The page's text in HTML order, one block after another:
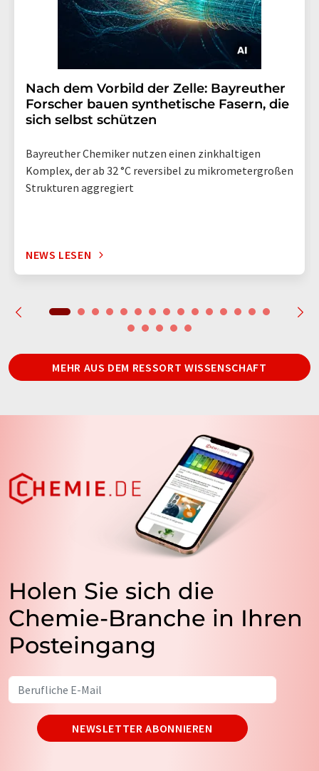
Nach dem Vorbild der Zelle: Bayreuther
Forscher bauen synthetische Fasern, die
sich selbst schützen
Bayreuther Chemiker nutzen einen zinkhaltigen
Komplex, der ab 32 °C reversibel zu mikrometergroßen
Strukturen aggregiert
NEWS LESEN
MEHR AUS DEM RESSORT WISSENSCHAFT
Holen Sie sich die
Chemie-Branche in Ihren
Posteingang
NEWSLETTER ABONNIEREN